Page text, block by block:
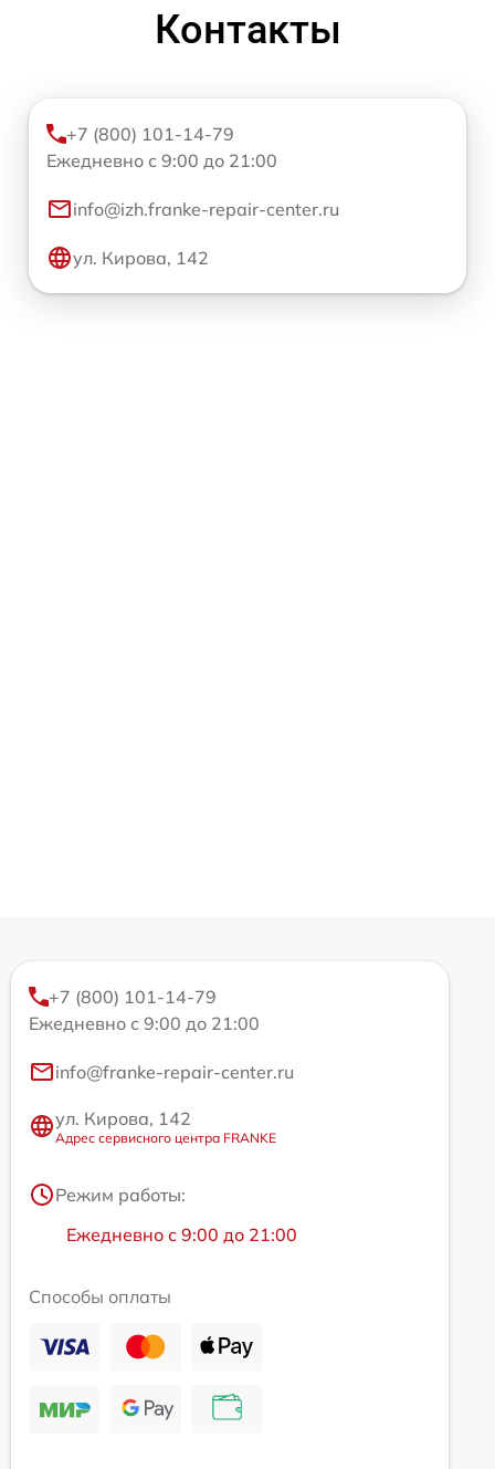
Контакты
+7 (800) 101-14-79
Ежедневно с 9:00 до 21:00
info@izh.franke-repair-center.ru
ул. Кирова, 142
+7 (800) 101-14-79
Ежедневно с 9:00 до 21:00
info@franke-repair-center.ru
ул. Кирова, 142
Адрес сервисного центра FRANKE
Режим работы:
Ежедневно с 9:00 до 21:00
Способы оплаты